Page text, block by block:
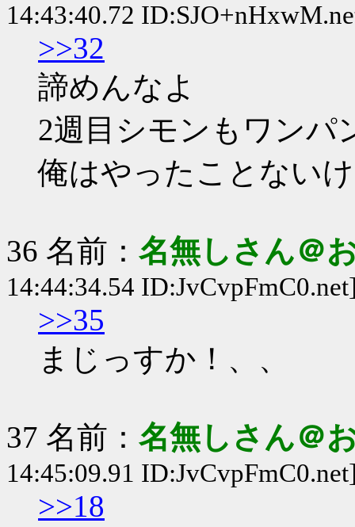
14:43:40.72
>>32
諦めんなよ
2週目シモンもワンパ
俺はやったことない
36 名前： 名無しさん＠
14:44:34.54
>>35
まじっすか！、、
37 名前： 名無しさん＠
14:45:09.91
>>18